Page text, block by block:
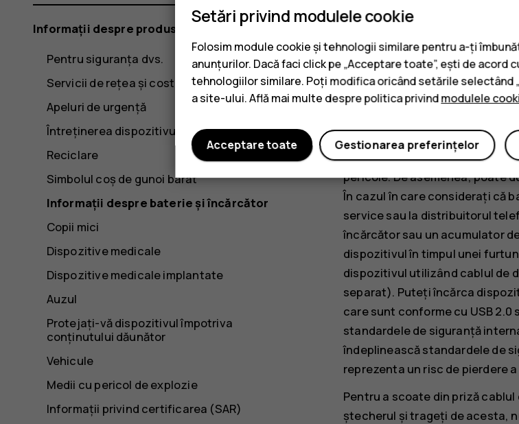
Nu demontați, nu tăiați, nu
apariției unei scurgeri de lichid
totuși, acest lucru se întâmplă,
un medic. Nu modificați
scufundați și feriți-o de apă
Folosiți bateria și încărcătorul
baterii sau a unor încărcătoare
pericole. De asemenea, poate
În cazul în care considerați că
service sau la distribuitorul
încărcător sau un acumulator
dispozitivul în timpul unei
dispozitivul utilizând cablul de
separat). Puteți încărca
care sunt conforme cu USB
standardele de siguranță
îndeplinească standardele de
reprezenta un risc de pierdere
Pentru a scoate din priză
ștecherul și trageți de acesta,
Informații despre produs și siguranță
Pentru siguranța dvs.
Servicii de rețea și costuri
Apeluri de urgență
Întreținerea dispozitivului
Reciclare
Simbolul coș de gunoi barat
Informații despre baterie și încărcător
Copii mici
Dispozitive medicale
Dispozitive medicale implantate
Auzul
Protejați-vă dispozitivul împotriva
conținutului dăunător
Vehicule
Medii cu pericol de explozie
Informații privind certificarea (SAR)
Setări privind modulele cookie
Folosim module cookie și tehnologii similare pentru a-ți
anunțurilor. Dacă faci click pe „Acceptare toate”, ești de acord
tehnologiilor similare. Poți modifica oricând setările selectând
a site-ului. Află mai multe despre politica privindmodulele
Gestionarea preferințelor
Acceptare toate